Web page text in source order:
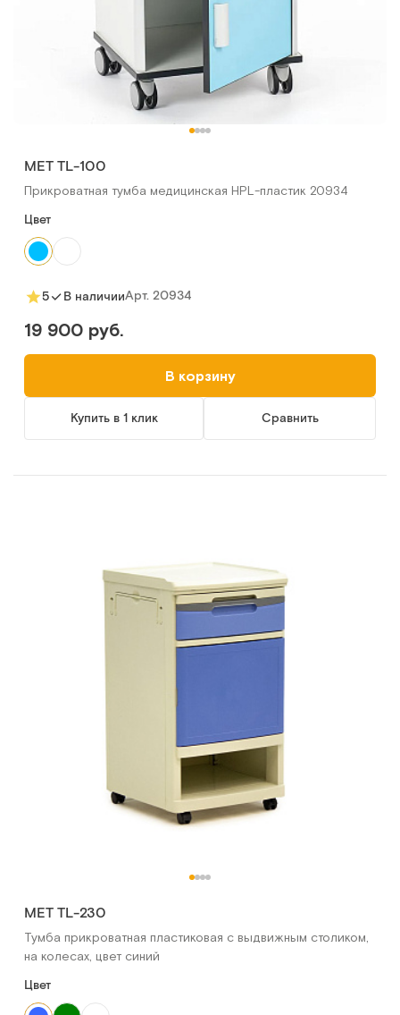
МЕТ TL-100
Прикроватная тумба медицинская HPL-пластик 20934
Цвет
5 В наличииАрт. 20934
19 900 руб.
В корзину
Купить в 1 клик Сравнить
МЕТ TL-230
Тумба прикроватная пластиковая с выдвижным столиком,
на колесах, цвет синий
Цвет